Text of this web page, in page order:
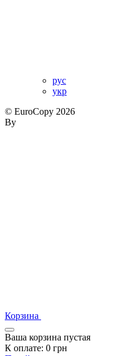
рус
укр
© EuroCopy 2026
By
Корзина
Ваша корзина пустая
К оплате: 0 грн